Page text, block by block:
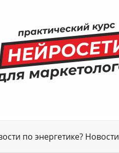
по энергетике?